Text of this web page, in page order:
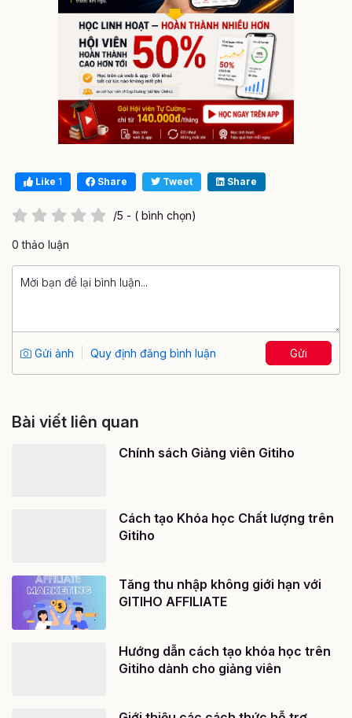
Like 1 Share Tweet Share
/5 - ( bình chọn)
0 thảo luận
Gửi ảnh Quy định đăng bình luận Gửi
Bài viết liên quan
Chính sách Giảng viên Gitiho
Cách tạo Khóa học Chất lượng trên
Gitiho
Tăng thu nhập không giới hạn với
GITIHO AFFILIATE
Hướng dẫn cách tạo khóa học trên
Gitiho dành cho giảng viên